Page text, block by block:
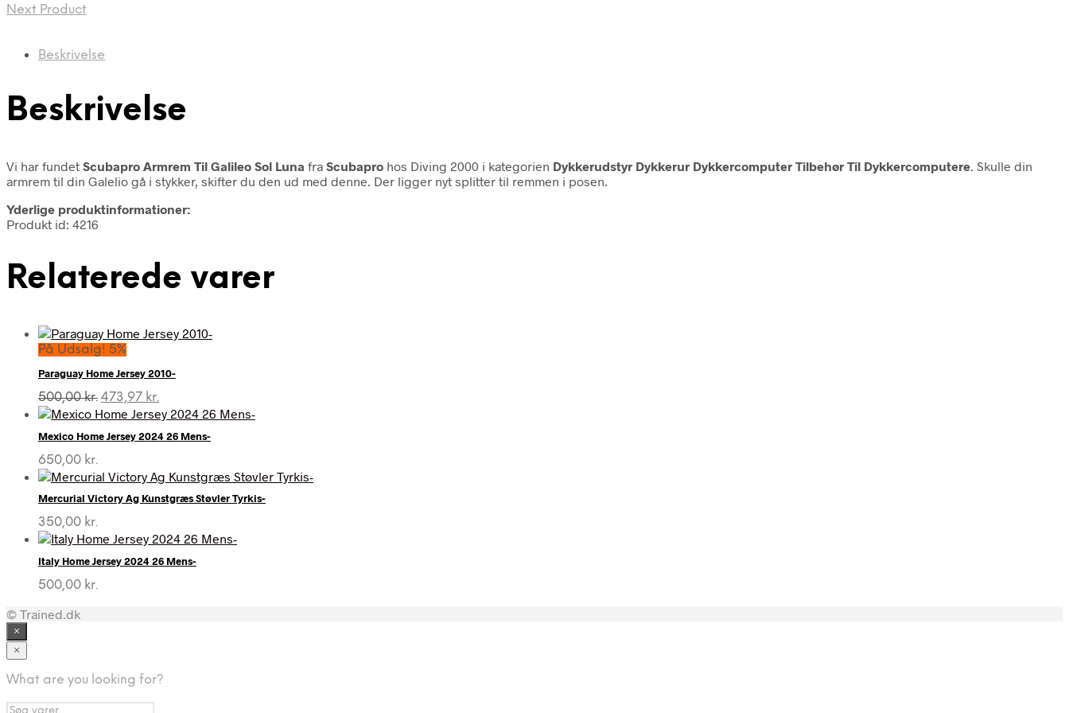
Next Product
Beskrivelse
Beskrivelse
Vi har fundet Scubapro Armrem Til Galileo Sol Luna fra Scubapro hos Diving 2000 i kategorien Dykkerudstyr Dykkerur Dykkercomputer Tilbehør Til Dykkercomputere . Skulle din
armrem til din Galelio gå i stykker, skifter du den ud med denne. Der ligger nyt splitter til remmen i posen.
Yderlige produktinformationer:
Produkt id: 4216
Relaterede varer
På Udsalg! 5%
Paraguay Home Jersey 2010-
500,00kr. Den
oprindelige
var:
473,97 kr.
aktuelle
er:
Mexico Home Jersey 2024 26 Mens-
650,00 kr.
Mercurial Victory Ag Kunstgræs Støvler Tyrkis-
350,00 kr.
Italy Home Jersey 2024 26 Mens-
500,00 kr.
© Trained.dk
×
×
What are you looking for?